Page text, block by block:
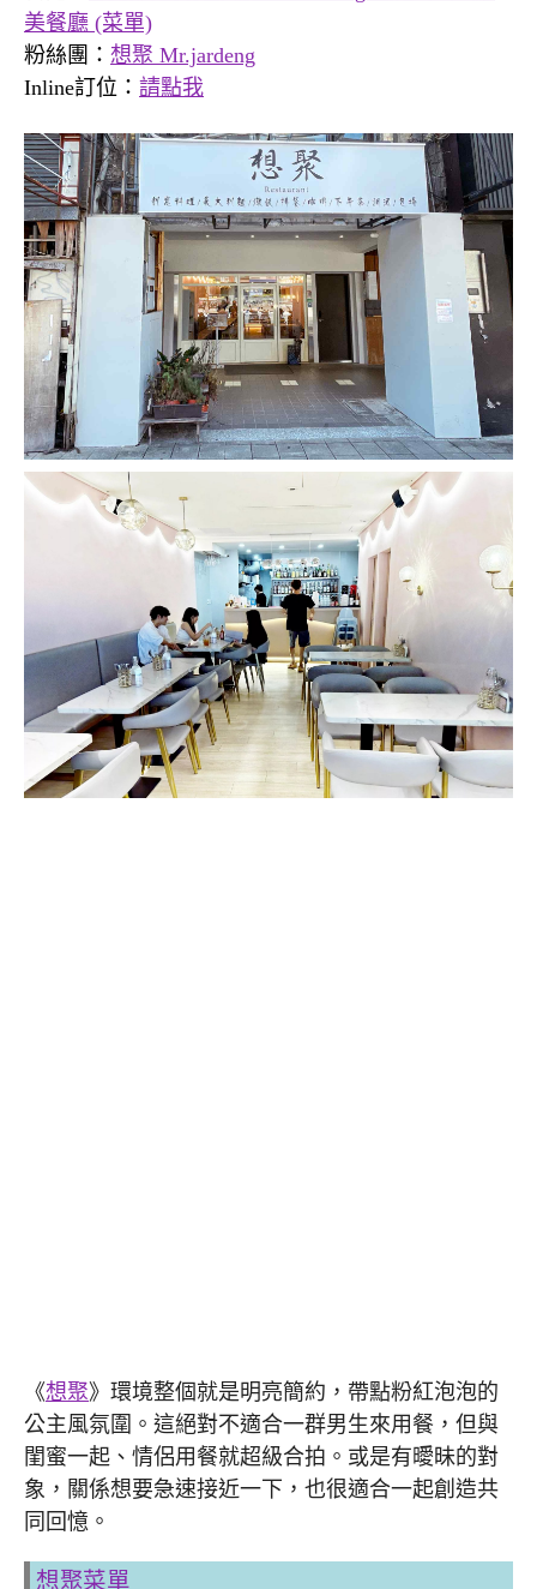
美餐廳 (菜單)
粉絲團： 想聚 Mr.jardeng
Inline訂位： 請點我
《想聚》環境整個就是明亮簡約，帶點粉紅泡泡的
公主風氛圍。這絕對不適合一群男生來用餐，但與
閨蜜一起、情侶用餐就超級合拍。或是有曖昧的對
象，關係想要急速接近一下，也很適合一起創造共
同回憶。
想聚菜單